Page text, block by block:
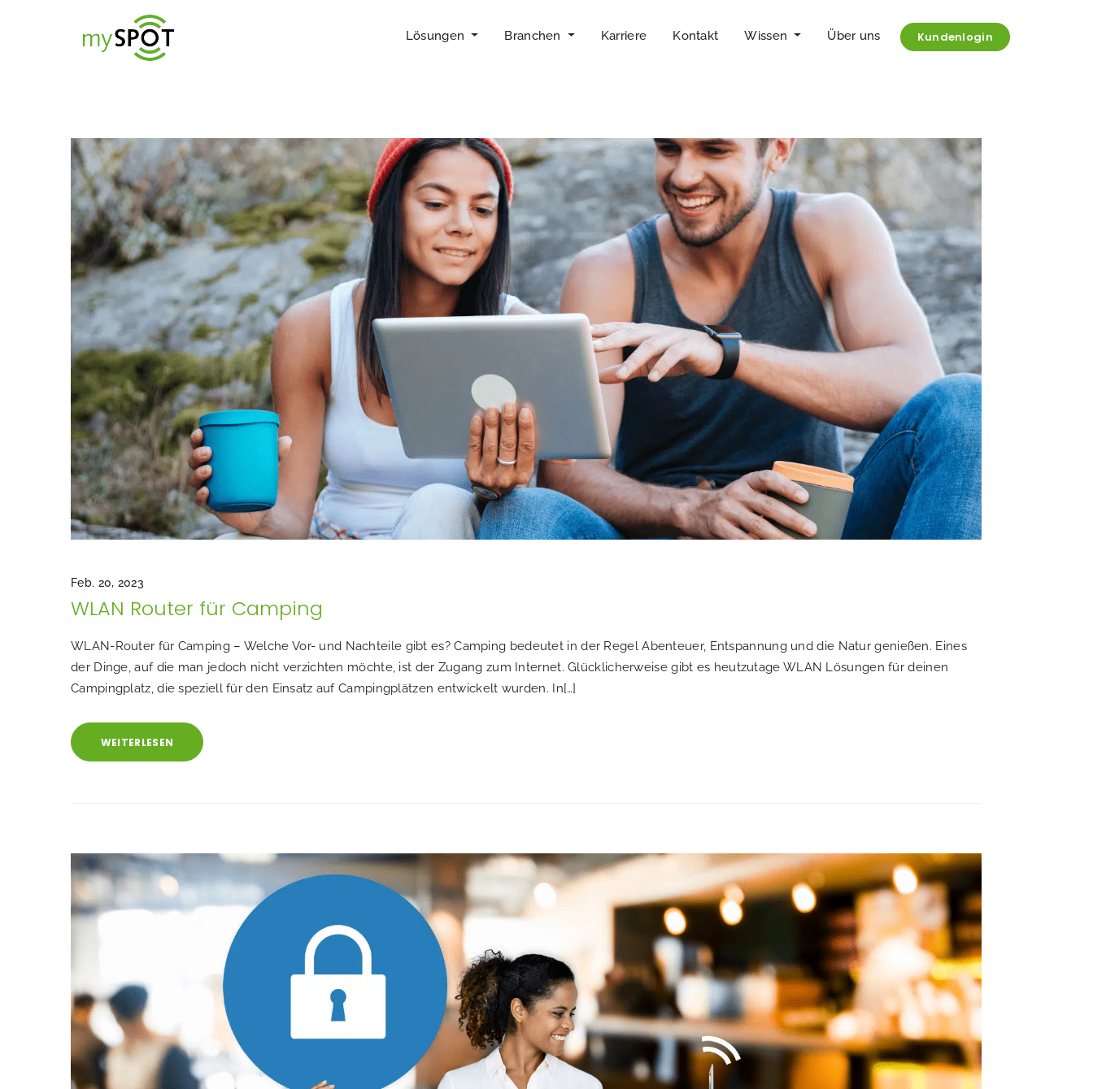
Lösungen Branchen Karriere Kontakt Wissen Über uns Kundenlogin
Feb. 20, 2023
WLAN Router für Camping
WLAN-Router für Camping – Welche Vor- und Nachteile gibt es? Camping bedeutet in der Regel Abenteuer, Entspannung und die Natur genießen. Eines
der Dinge, auf die man jedoch nicht verzichten möchte, ist der Zugang zum Internet. Glücklicherweise gibt es heutzutage WLAN Lösungen für deinen
Campingplatz, die speziell für den Einsatz auf Campingplätzen entwickelt wurden. In[…]
WEITERLESEN